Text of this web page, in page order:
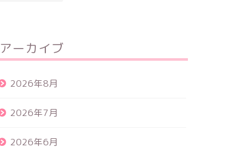
アーカイブ
2026年8月
2026年7月
2026年6月